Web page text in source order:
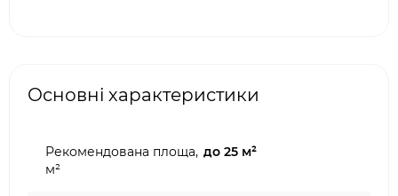
Основні характеристики
Рекомендована площа,
м²
до 25 м²